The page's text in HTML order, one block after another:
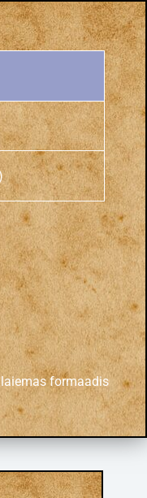
formaadis